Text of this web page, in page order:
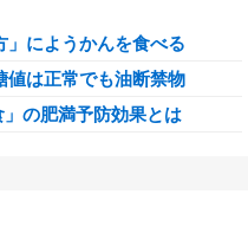
」にようかんを食べる
は正常でも油断禁物
の肥満予防効果とは